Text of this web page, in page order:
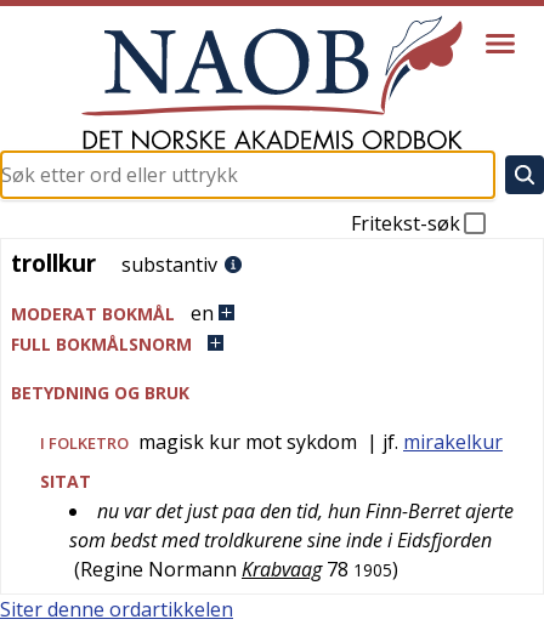
Fritekst-søk
trollkur
trollkur substantiv
MODERAT BOKMÅL en
FULL BOKMÅLSNORM
BETYDNING OG BRUK
I FOLKETRO magisk kur mot sykdom | jf. mirakelkur
SITAT
nu var det just paa den tid, hun Finn-Berret ajerte
som bedst med troldkurene sine inde i Eidsfjorden
(Regine Normann Krabvaag 78 1905)
Siter denne ordartikkelen